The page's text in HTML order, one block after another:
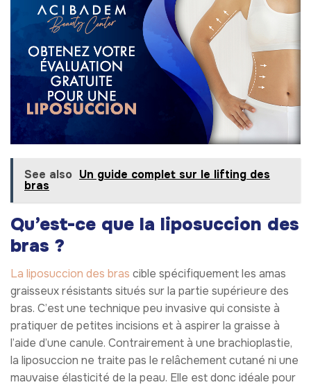
See also Un guide complet sur le lifting des
bras
Qu’est-ce que la liposuccion des
bras ?
La liposuccion des bras cible spécifiquement les amas
graisseux résistants situés sur la partie supérieure des
bras. C’est une technique peu invasive qui consiste à
pratiquer de petites incisions et à aspirer la graisse à
l’aide d’une canule. Contrairement à une brachioplastie,
la liposuccion ne traite pas le relâchement cutané ni une
mauvaise élasticité de la peau. Elle est donc idéale pour